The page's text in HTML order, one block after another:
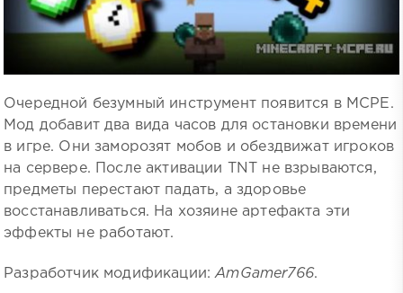
Очередной безумный инструмент появится в MCPE.
Мод добавит два вида часов для остановки времени
в игре. Они заморозят мобов и обездвижат игроков
на сервере. После активации TNT не взрываются,
предметы перестают падать, а здоровье
восстанавливаться. На хозяине артефакта эти
эффекты не работают.
Разработчик модификации:AmGamer766.